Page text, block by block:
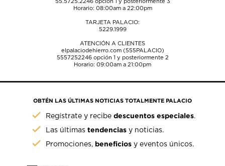
55.5725.2246opción 1 y posteriormente 3
Horario: 08:00am a 22:00pm
TARJETA PALACIO:
5229.1999
ATENCIÓN A CLIENTES
elpalaciodehierro.com (555PALACIO)
5557252246opción 1 y posteriormente 2
Horario: 09:00am a 21:00pm
OBTÉN LAS ÚLTIMAS NOTICIAS TOTALMENTE PALACIO
Regístrate y recibedescuentos especiales.
Las últimastendencias y noticias.
Promociones, beneficios y eventos únicos.